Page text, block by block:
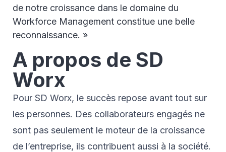
de notre croissance dans le domaine du
Workforce Management constitue une belle
reconnaissance. »
A propos de SD
Worx
Pour SD Worx, le succès repose avant tout sur
les personnes. Des collaborateurs engagés ne
sont pas seulement le moteur de la croissance
de l’entreprise, ils contribuent aussi à la société.